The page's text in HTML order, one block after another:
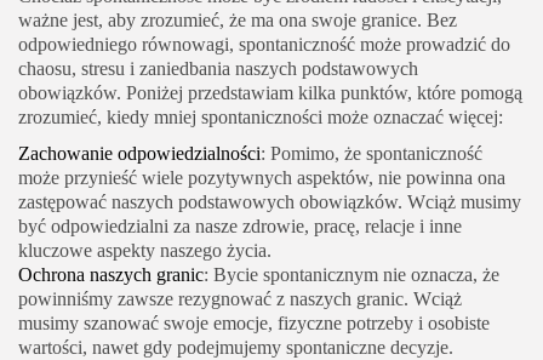
ważne jest, aby zrozumieć, że ma ona swoje granice. Bez
odpowiedniego równowagi, spontaniczność może prowadzić do
chaosu, stresu i zaniedbania naszych podstawowych
obowiązków. Poniżej przedstawiam kilka punktów, które pomogą
zrozumieć, kiedy mniej spontaniczności może oznaczać więcej:
Zachowanie odpowiedzialności: Pomimo, że spontaniczność
może przynieść wiele pozytywnych aspektów, nie powinna ona
zastępować naszych podstawowych obowiązków. Wciąż musimy
być odpowiedzialni za nasze zdrowie, pracę, relacje i inne
kluczowe aspekty naszego życia.
Ochrona naszych granic: Bycie spontanicznym nie oznacza, że
powinniśmy zawsze rezygnować z naszych granic. Wciąż
musimy szanować swoje emocje, fizyczne potrzeby i osobiste
wartości, nawet gdy podejmujemy spontaniczne decyzje.